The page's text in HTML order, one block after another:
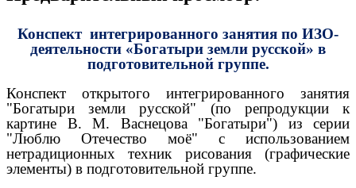
Конспект интегрированного занятия по ИЗО-
деятельности «Богатыри земли русской» в
подготовительной группе.
Конспект открытого интегрированного занятия
"Богатыри земли русской" (по репродукции к
картине В. М. Васнецова "Богатыри") из серии
"Люблю Отечество моё" с использованием
нетрадиционных техник рисования (графические
элементы) в подготовительной группе.